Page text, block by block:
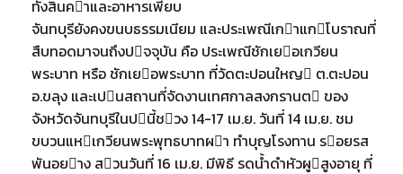
ทั้งสินคาและอาหารเพียบ
จันทบุรียังคงขนบธรรมเนียม และประเพณีเกาแกโบราณที่
สืบทอดมาจนถึงปจจุบัน คือ ประเพณีชักเยอเกวียน
พระบาท หรือ ชักเยอพระบาท ที่วัดตะปอนใหญ ต.ตะปอน
อ.ขลุง และเปนสถานที่จัดงานเทศกาลสงกรานต ของ
จังหวัดจันทบุรีในปนี้ชวง 14-17 เม.ย. วันที่ 14 เม.ย. ชม
ขบวนแหเกวียนพระพุทธบาทผา ทําบุญโรงทาน รอยรส
พันอยาง สวนวันที่ 16 เม.ย. มีพิธี รดนํ้าดําหัวผูสูงอายุ ที่